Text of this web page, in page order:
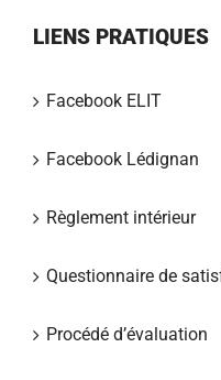
LIENS PRATIQUES
Facebook ELIT
Facebook Lédignan
Règlement intérieur
Questionnaire de
Procédé d’évaluation